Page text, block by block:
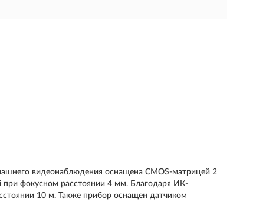
видеонаблюдения оснащена CMOS-матрицей 2
фокусном расстоянии 4 мм. Благодаря ИК-
10 м. Также прибор оснащен датчиком